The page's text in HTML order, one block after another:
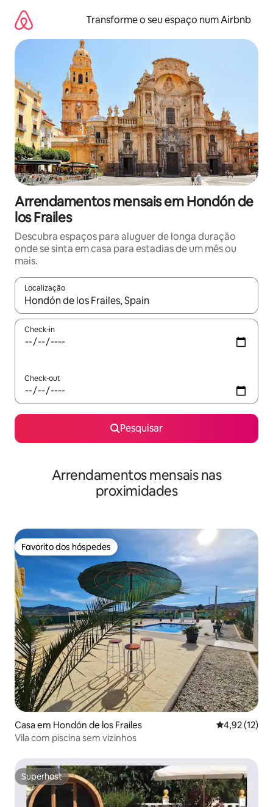
para
conteúdo
Transforme o seu espaço num Airbnb
Arrendamentos mensais em Hondón de
los Frailes
Descubra espaços para aluguer de longa duração
onde se sinta em casa para estadias de um mês ou
mais.
Localização
Quando os resultados estiverem disponíveis, navegue com
Check-in
Check-out
Pesquisar
Arrendamentos mensais nas
proximidades
Favorito dos hóspedes
Favorito dos hóspedes
Casa em Hondón de los Frailes Classificação
4,92 (12)
Vila com piscina sem vizinhos
Superhost
Superhost